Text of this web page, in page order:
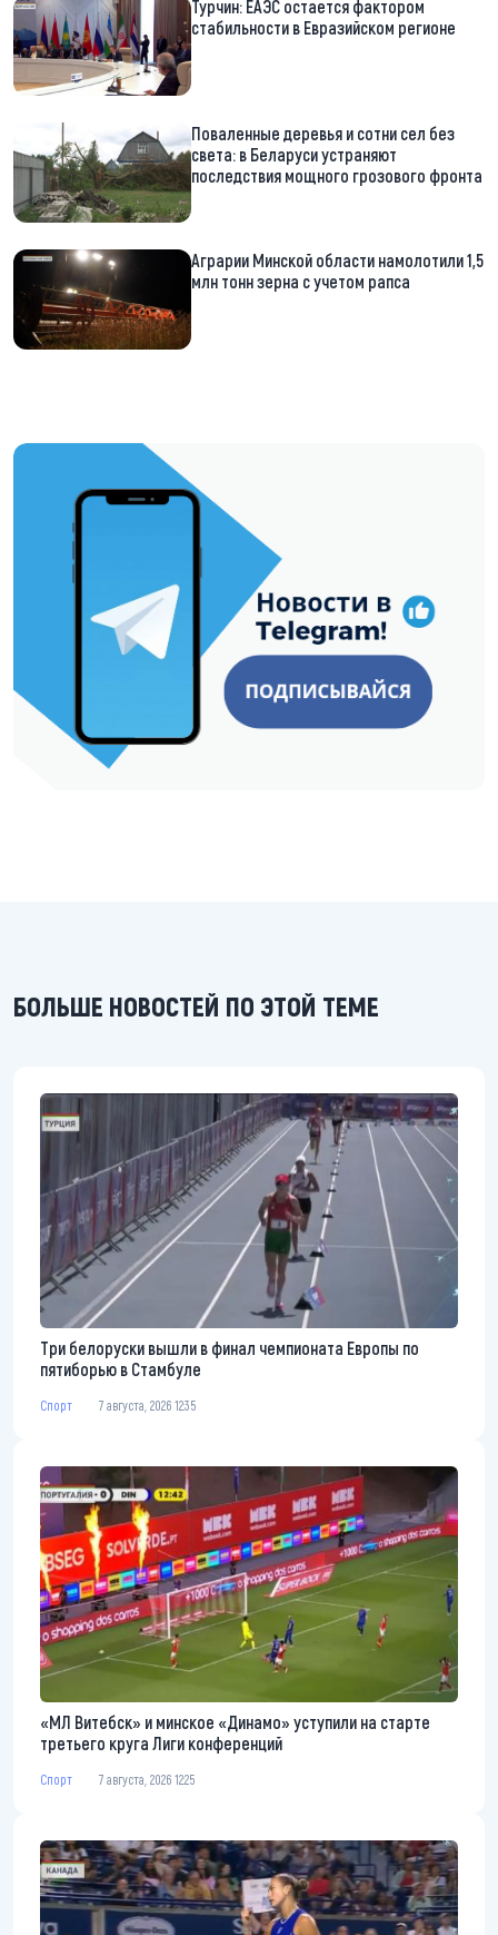
Турчин: ЕАЭС остается фактором
стабильности в Евразийском регионе
Поваленные деревья и сотни сел без
света: в Беларуси устраняют
последствия мощного грозового фронта
Аграрии Минской области намолотили 1,5
млн тонн зерна с учетом рапса
https://t.me/minskctvby
БОЛЬШЕ НОВОСТЕЙ ПО ЭТОЙ ТЕМЕ
Три белоруски вышли в финал чемпионата Европы по
пятиборью в Стамбуле
Спорт 7 августа, 2026 12:35
«МЛ Витебск» и минское «Динамо» уступили на старте
третьего круга Лиги конференций
Спорт 7 августа, 2026 12:25